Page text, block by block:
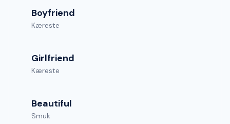
Boyfriend
Kæreste
Girlfriend
Kæreste
Beautiful
Smuk